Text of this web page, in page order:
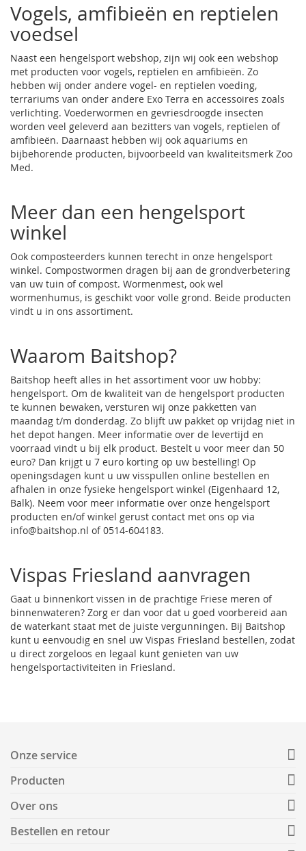
Vogels, amfibieën en reptielen
voedsel
Naast een hengelsport webshop, zijn wij ook een webshop
met producten voor vogels, reptielen en amfibieën. Zo
hebben wij onder andere vogel- en reptielen voeding,
terrariums van onder andere Exo Terra en accessoires zoals
verlichting. Voederwormen en gevriesdroogde insecten
worden veel geleverd aan bezitters van vogels, reptielen of
amfibieën. Daarnaast hebben wij ook aquariums en
bijbehorende producten, bijvoorbeeld van kwaliteitsmerk Zoo
Med.
Meer dan een hengelsport
winkel
Ook composteerders kunnen terecht in onze hengelsport
winkel. Compostwormen dragen bij aan de grondverbetering
van uw tuin of compost. Wormenmest, ook wel
wormenhumus, is geschikt voor volle grond. Beide producten
vindt u in ons assortiment.
Waarom Baitshop?
Baitshop heeft alles in het assortiment voor uw hobby:
hengelsport. Om de kwaliteit van de hengelsport producten
te kunnen bewaken, versturen wij onze pakketten van
maandag t/m donderdag. Zo blijft uw pakket op vrijdag niet in
het depot hangen. Meer informatie over de levertijd en
voorraad vindt u bij elk product. Bestelt u voor meer dan 50
euro? Dan krijgt u 7 euro korting op uw bestelling! Op
openingsdagen kunt u uw visspullen online bestellen en
afhalen in onze fysieke hengelsport winkel (Eigenhaard 12,
Balk). Neem voor meer informatie over onze hengelsport
producten en/of winkel gerust contact met ons op via
info@baitshop.nl of0514-604183.
Vispas Friesland aanvragen
Gaat u binnenkort vissen in de prachtige Friese meren of
binnenwateren? Zorg er dan voor dat u goed voorbereid aan
de waterkant staat met de juiste vergunningen. Bij Baitshop
kunt u eenvoudig en snel uw Vispas Friesland bestellen, zodat
u direct zorgeloos en legaal kunt genieten van uw
hengelsportactiviteiten in Friesland.
Onze service
Producten
Over ons
Bestellen en retour